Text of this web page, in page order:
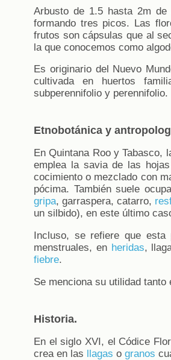
Arbusto de 1.5 hasta 2m
formando tres picos. Las
frutos son cápsulas que al
la que conocemos como
Es originario del Nuevo
cultivada en huertos
subperennifolio y perennifolio.
Etnobotánica y
En Quintana Roo y Tabasco,
emplea la savia de las
cocimiento o mezclado con
pócima. También suele
gripa, garraspera, catarro,
un silbido), en este último
Incluso, se refiere que esta
menstruales, en heridas,
fiebre.
Se menciona su utilidad
Historia.
En el siglo XVI, el Códice
crea en las llagas o granos